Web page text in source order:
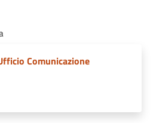
Comunicazione